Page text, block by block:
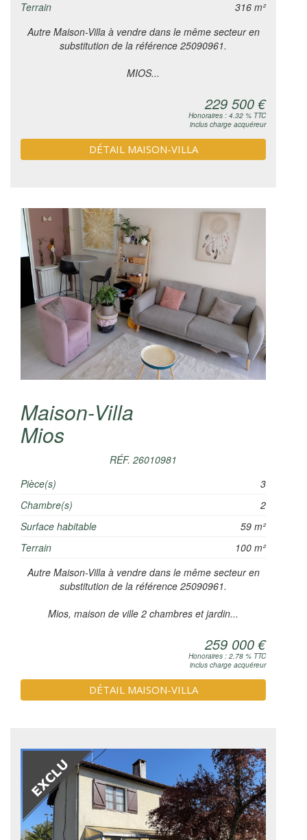
Terrain
316 m²
Autre Maison-Villa à vendre dans le même secteur en
substitution de la référence 25090961.
MIOS...
229 500 €
Honoraires : 4.32 % TTC
inclus charge acquéreur
DÉTAIL MAISON-VILLA
Maison-Villa
Mios
RÉF. 26010981
Pièce(s)
3
Chambre(s)
2
Surface habitable
59 m²
Terrain
100 m²
Autre Maison-Villa à vendre dans le même secteur en
substitution de la référence 25090961.
Mios, maison de ville 2 chambres et jardin...
259 000 €
Honoraires : 2.78 % TTC
inclus charge acquéreur
DÉTAIL MAISON-VILLA